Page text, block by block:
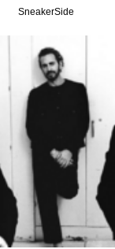
SneakerSide